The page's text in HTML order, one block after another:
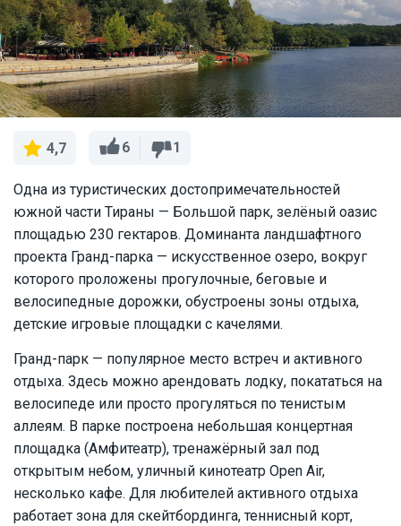
4,7 6 1
Одна из туристических достопримечательностей
южной части Тираны — Большой парк, зелёный оазис
площадью 230 гектаров. Доминанта ландшафтного
проекта Гранд-парка — искусственное озеро, вокруг
которого проложены прогулочные, беговые и
велосипедные дорожки, обустроены зоны отдыха,
детские игровые площадки с качелями.
Гранд-парк — популярное место встреч и активного
отдыха. Здесь можно арендовать лодку, покататься на
велосипеде или просто прогуляться по тенистым
аллеям. В парке построена небольшая концертная
площадка (Амфитеатр), тренажёрный зал под
открытым небом, уличный кинотеатр Open Air,
несколько кафе. Для любителей активного отдыха
работает зона для скейтбординга, теннисный корт,